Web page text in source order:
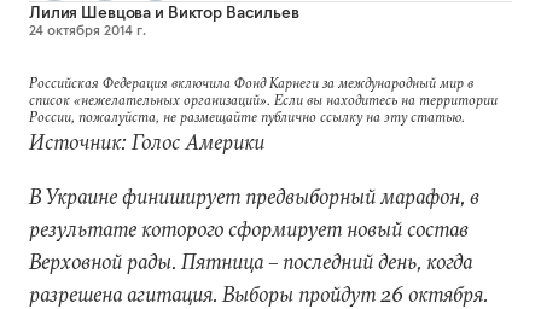
Лилия Шевцова и Виктор Васильев
24 октября 2014 г.
Российская Федерация включила Фонд Карнеги за международный мир в
список «нежелательных организаций». Если вы находитесь на территории
России, пожалуйста, не размещайте публично ссылку на эту статью.
Источник: Голос Америки
В Украине финиширует предвыборный марафон, в
результате которого сформирует новый состав
Верховной рады. Пятница – последний день, когда
разрешена агитация. Выборы пройдут 26 октября.